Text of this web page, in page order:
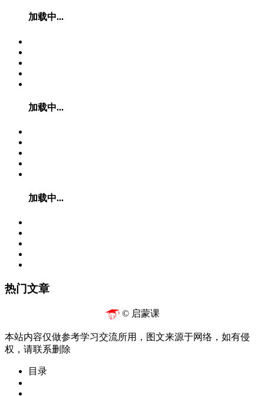
加载中...
加载中...
加载中...
热门文章
© 启蒙课
本站内容仅做参考学习交流所用，图文来源于网络，如有侵
权，请联系删除
目录